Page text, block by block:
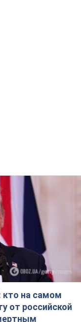
кто на самом
от российской